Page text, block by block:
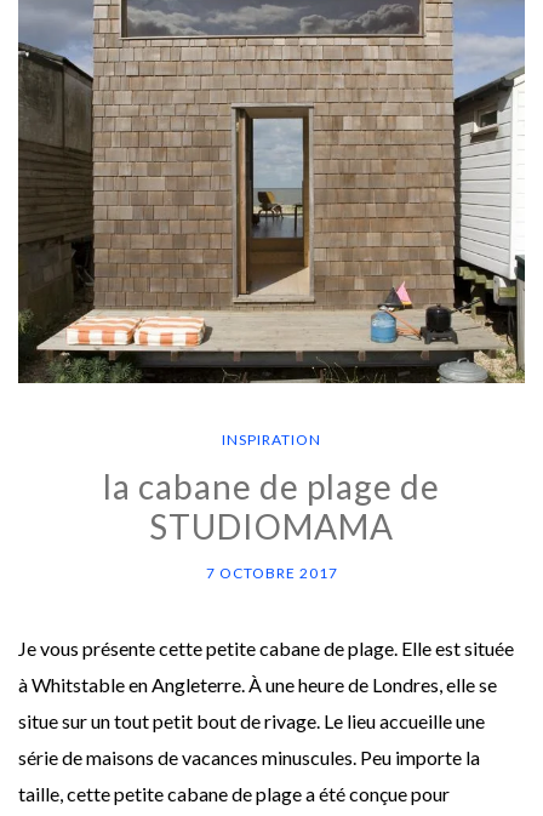
INSPIRATION
la cabane de plage de
STUDIOMAMA
7 OCTOBRE 2017
Je vous présente cette petite cabane de plage. Elle est située
à Whitstable en Angleterre. À une heure de Londres, elle se
situe sur un tout petit bout de rivage. Le lieu accueille une
série de maisons de vacances minuscules. Peu importe la
taille, cette petite cabane de plage a été conçue pour